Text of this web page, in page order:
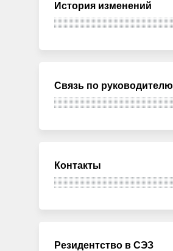
История изменений
Связь по руководителю
Контакты
Резидентство в СЭЗ